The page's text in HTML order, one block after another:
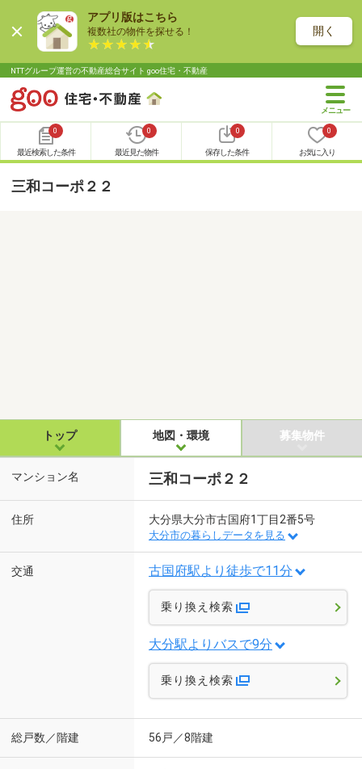
アプリ版はこちら
複数社の物件を探せる！ 開く
NTTグループ運営の不動産総合サイト goo住宅・不動産
0
最近検索した条件
0
最近見た物件
0
保存した条件
0
お気に入り
三和コーポ２２
トップ 地図・環境 募集物件
マンション名 三和コーポ２２
住所 大分県大分市古国府1丁目2番5号
大分市の暮らしデータを見る
交通 古国府駅より徒歩で11分
乗り換え検索
大分駅よりバスで9分
乗り換え検索
総戸数／階建 56戸／8階建